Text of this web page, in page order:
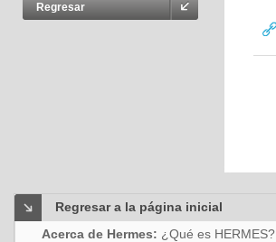
Regresar
Regresar a la página inicial
Acerca de Hermes: ¿Qué es HERMES?